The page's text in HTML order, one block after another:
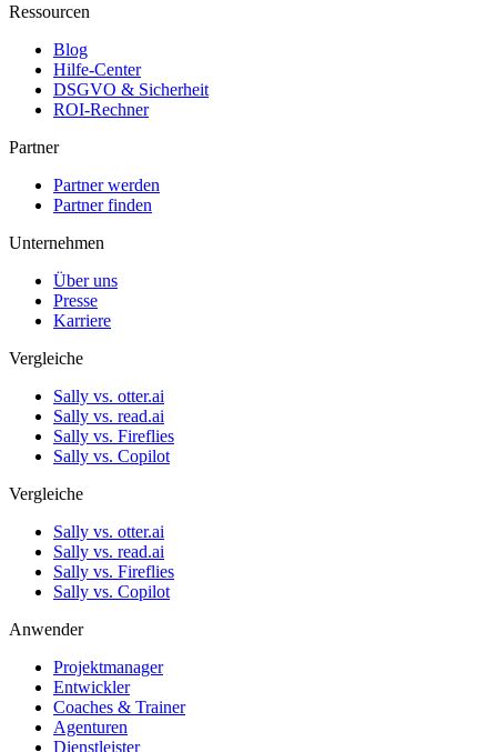
Ressourcen
Blog
Hilfe-Center
DSGVO & Sicherheit
ROI-Rechner
Partner
Partner werden
Partner finden
Unternehmen
Über uns
Presse
Karriere
Vergleiche
Sally vs. otter.ai
Sally vs. read.ai
Sally vs. Fireflies
Sally vs. Copilot
Vergleiche
Sally vs. otter.ai
Sally vs. read.ai
Sally vs. Fireflies
Sally vs. Copilot
Anwender
Projektmanager
Entwickler
Coaches & Trainer
Agenturen
Dienstleister